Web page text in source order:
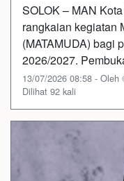
SOLOK – MAN
rangkaian kegiatan
(MATAMUDA) bagi
2026/2027.
13/07/2026 08:58 -
Dilihat 92 kali